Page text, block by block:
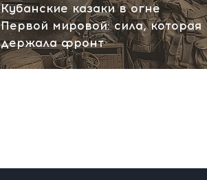
Кубанские казаки в огне
Первой мировой: сила, которая
держала фронт